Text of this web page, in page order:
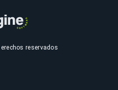
reservados